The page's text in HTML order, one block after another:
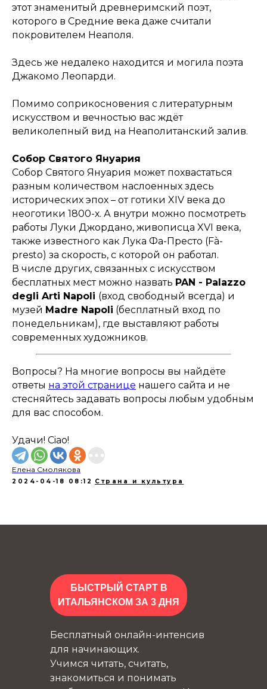
этот знаменитый древнеримский поэт,
которого в Средние века даже считали
покровителем Неаполя.
Здесь же недалеко находится и могила поэта
Джакомо Леопарди.
Помимо соприкосновения с литературным
искусством и вечностью вас ждёт
великолепный вид на Неаполитанский залив.
Собор Святого Януария
Собор Святого Януария может похвастаться
разным количеством наслоенных здесь
исторических эпох – от готики XIV века до
неоготики 1800-х. А внутри можно посмотреть
работы Луки Джордано, живописца XVI века,
также известного как Лука Фа-Престо (Fà-
presto) за скорость, с которой он работал.
В числе других, связанных с искусством
бесплатных мест можно назвать PAN - Palazzo
degli Arti Napoli (вход свободный всегда) и
музей Madre Napoli (бесплатный вход по
понедельникам), где выставляют работы
современных художников.
Вопросы? На многие вопросы вы найдёте
ответы на этой странице нашего сайта и не
стесняйтесь задавать вопросы любым удобным
для вас способом.
Удачи! Ciao!
Елена Смолякова
2024-04-18 08:12 Страна и культура
БЫСТРЫЙ СТАРТ В
ИТАЛЬЯНСКОМ ЗА 3 ДНЯ
Бесплатный онлайн-интенсив
для начинающих.
Учимся читать, считать,
знакомиться и понимать